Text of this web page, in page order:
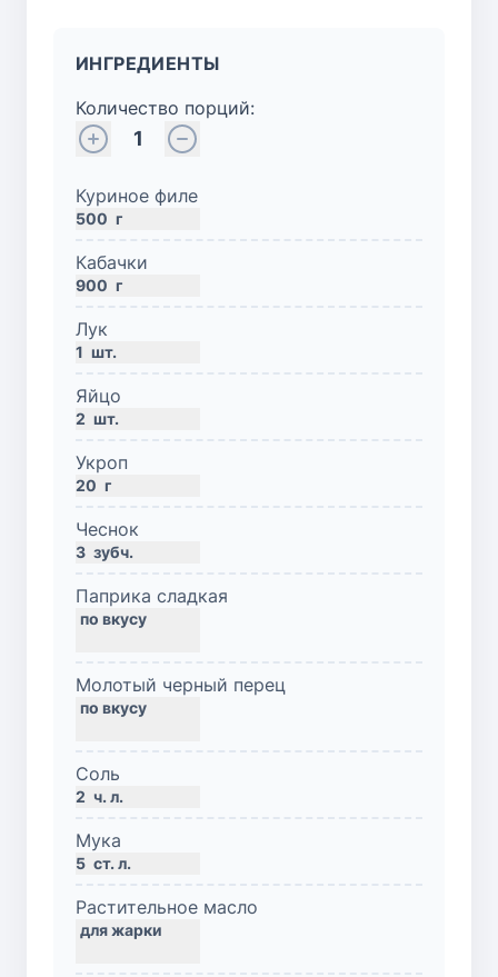
ИНГРЕДИЕНТЫ
Количество порций:
1
Куриное филе
500 г
Кабачки
900 г
Лук
1 шт.
Яйцо
2 шт.
Укроп
20 г
Чеснок
3 зубч.
Паприка сладкая
Молотый черный перец
Соль
2 ч. л.
Мука
5 ст. л.
Растительное масло